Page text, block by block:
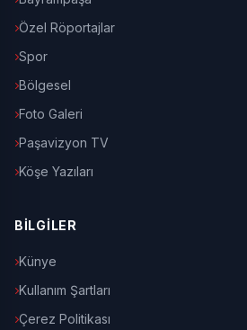
Özel Röportajlar
Spor
Bölgesel
Foto Galeri
Paşavizyon TV
Köşe Yazıları
BİLGİLER
Künye
Kullanım Şartları
Çerez Politikası